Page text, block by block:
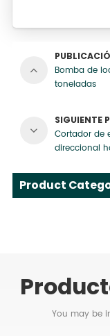
Bomba de
toneladas
SIGUIENTE
Cortador de
direccional
Product
You may be